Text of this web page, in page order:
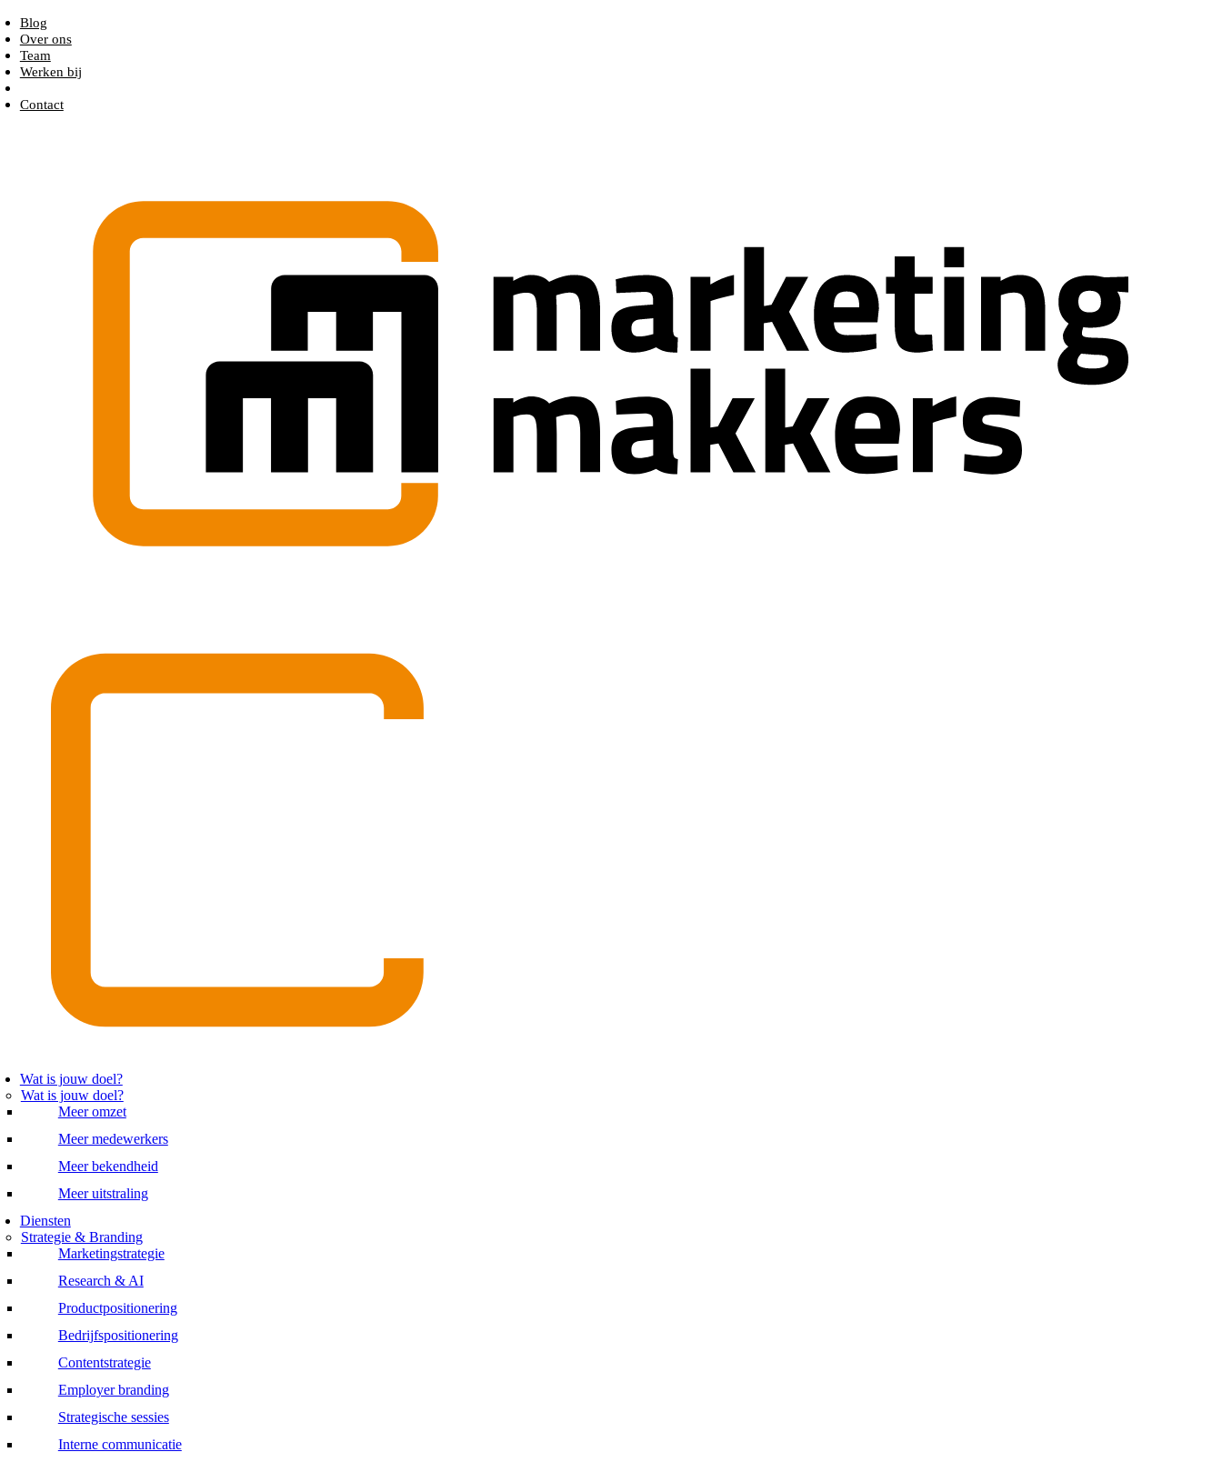
Blog
Over ons
Team
Werken bij
Contact
Wat is jouw doel?
Wat is jouw doel?
Meer omzet
Meer medewerkers
Meer bekendheid
Meer uitstraling
Diensten
Strategie & Branding
Marketingstrategie
Research & AI
Productpositionering
Bedrijfspositionering
Contentstrategie
Employer branding
Strategische sessies
Interne communicatie